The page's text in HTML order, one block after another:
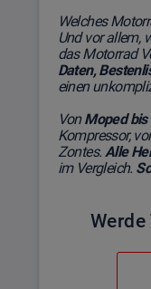
Welches
Und vor allem,
das Motorrad
Daten,
einen
VonMoped
Kompressor,
Zontes. Alle
im Vergleich.